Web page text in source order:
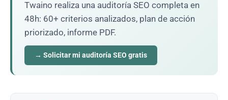
Twaino realiza una auditoría SEO completa en
48h: 60+ criterios analizados, plan de acción
priorizado, informe PDF.
→ Solicitar mi auditoría SEO gratis